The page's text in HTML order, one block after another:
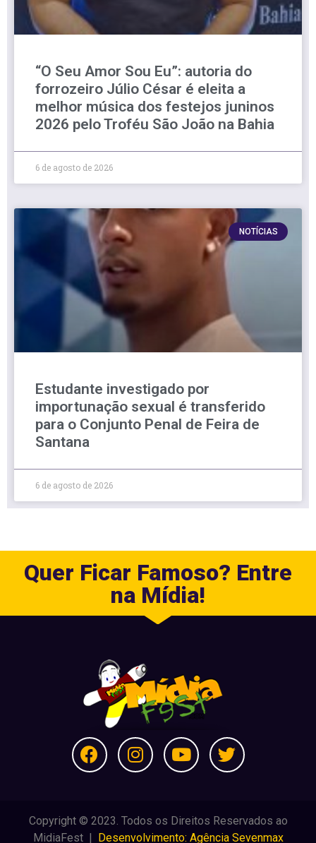
“O Seu Amor Sou Eu”: autoria do
forrozeiro Júlio César é eleita a
melhor música dos festejos juninos
2026 pelo Troféu São João na Bahia
6 de agosto de 2026
NOTÍCIAS
Estudante investigado por
importunação sexual é transferido
para o Conjunto Penal de Feira de
Santana
6 de agosto de 2026
Quer Ficar Famoso? Entre
na Mídia!
Copyright © 2023. Todos os Direitos Reservados ao
MidiaFest | Desenvolvimento: Agência Sevenmax